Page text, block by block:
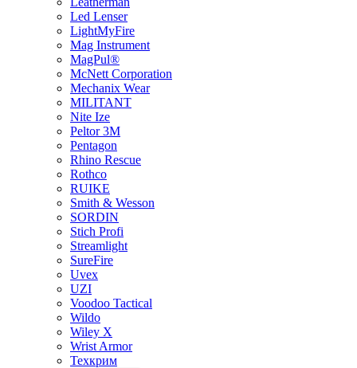
Led Lenser
LightMyFire
Mag Instrument
MagPul®
McNett Corporation
Mechanix Wear
MILITANT
Nite Ize
Peltor 3M
Pentagon
Rhino Rescue
Rothco
RUIKE
Smith & Wesson
SORDIN
Stich Profi
Streamlight
SureFire
Uvex
UZI
Voodoo Tactical
Wildo
Wiley X
Wrist Armor
Техкрим